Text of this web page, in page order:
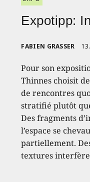
Expotipp:
FABIEN GRASSER
Pour son
Thinnes choisit
de rencontres
stratifié plutôt
Des fragments
l’espace se
partiellement.
textures